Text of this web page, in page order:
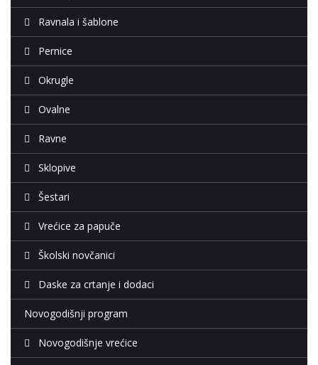
Ravnala i šablone
Pernice
Okrugle
Ovalne
Ravne
Sklopive
Šestari
Vrećice za papuče
Školski novčanici
Daske za crtanje i dodaci
Novogodišnji program
Novogodišnje vrećice